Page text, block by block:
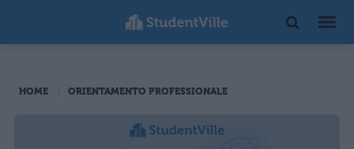
HOME ORIENTAMENTO PROFESSIONALE